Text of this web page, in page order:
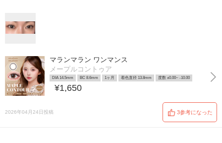
マランマラン ワンマンス
メープルコントゥア
DIA 14.5mm BC 8.6mm 1ヶ月 着色直径 13.8mm 度数 ±0.00~ -10.00
¥1,650
2026年04月24日投稿 3参考になった